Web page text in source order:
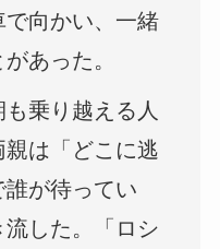
向かい、一緒
あった。
乗り越える人
は「どこに逃
が待ってい
した。「ロシ